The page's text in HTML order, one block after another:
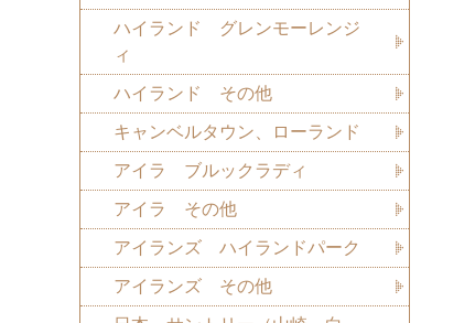
ハイランド グレンモーレンジ
ィ
ハイランド その他
キャンベルタウン、ローランド
アイラ ブルックラディ
アイラ その他
アイランズ ハイランドパーク
アイランズ その他